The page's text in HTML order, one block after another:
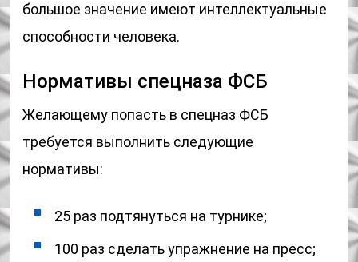
большое значение имеют интеллектуальные
способности человека.
Нормативы спецназа ФСБ
Желающему попасть в спецназ ФСБ
требуется выполнить следующие
нормативы:
25 раз подтянуться на турнике;
100 раз сделать упражнение на пресс;